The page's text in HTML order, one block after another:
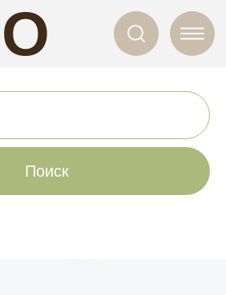
Поиск